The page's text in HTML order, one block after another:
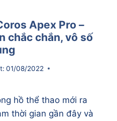
Apex Pro –
chắc chắn, vô số
01/08/2022
hồ thể thao mới ra
thời gian gần đây và